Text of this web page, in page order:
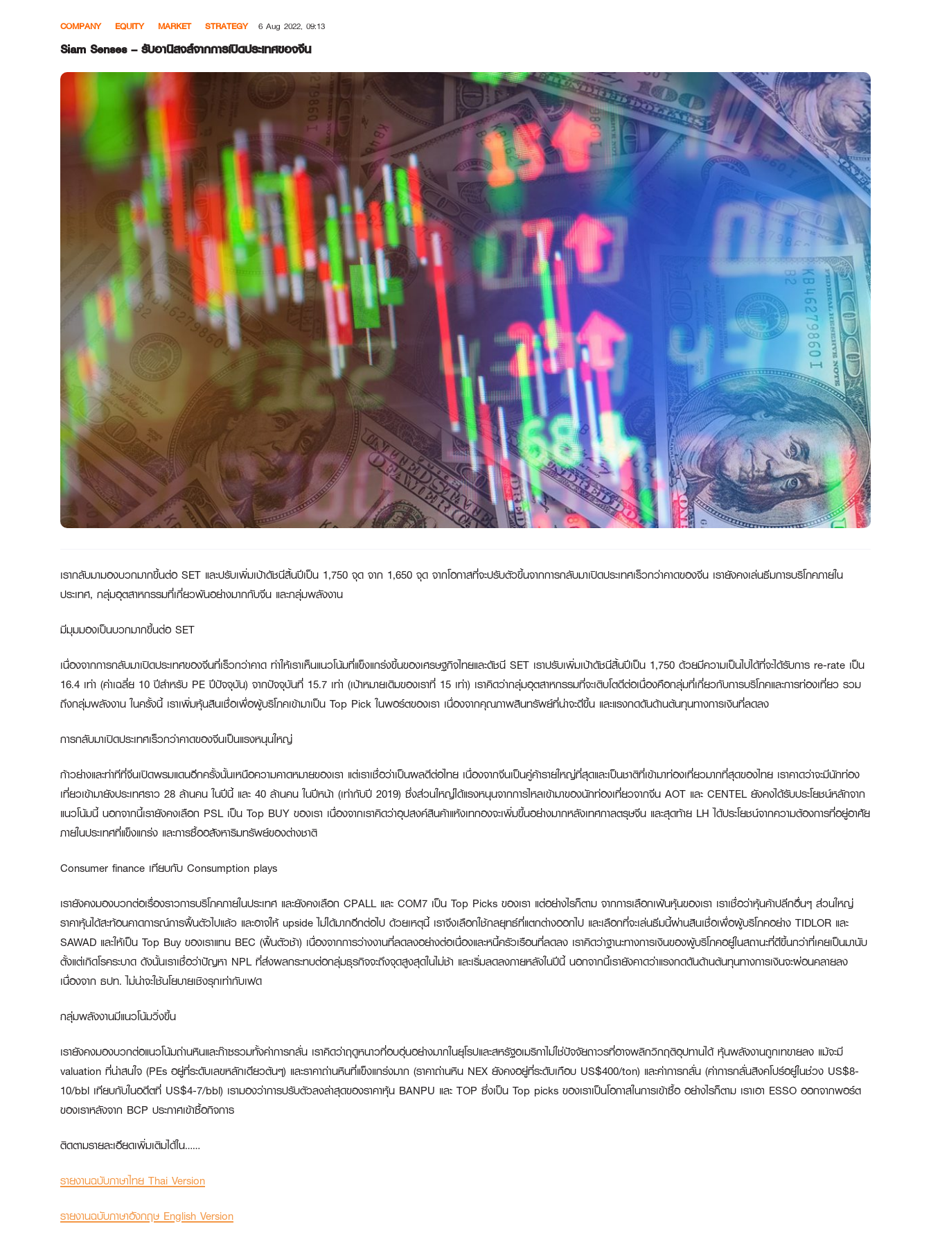
COMPANY EQUITY MARKET STRATEGY 6 Aug 2022, 09:13
Siam Senses – รับอานิสงส์จากการเปิดประเทศของจีน
เรากลับมามองบวกมากขึ้นต่อ SET และปรับเพิ่มเป้าดัชนีสิ้นปีเป็น 1,750 จุด จาก 1,650 จุด จากโอกาสที่จะปรับตัวขึ้นจากการกลับมาเปิดประเทศเร็วกว่าคาดของจีน เรายังคงเล่นธีมการบริโภคภายใน
ประเทศ, กลุ่มอุตสาหกรรมที่เกี่ยวพันอย่างมากกับจีน และกลุ่มพลังงาน
มีมุมมองเป็นบวกมากขึ้นต่อ SET
เนื่องจากการกลับมาเปิดประเทศของจีนที่เร็วกว่าคาด ทำให้เราเห็นแนวโน้มที่แข็งแกร่งขึ้นของเศรษฐกิจไทยและดัชนี SET เราปรับเพิ่มเป้าดัชนีสิ้นปีเป็น 1,750 ด้วยมีความเป็นไปได้ที่จะได้รับการ re-rate เป็น
16.4 เท่า (ค่าเฉลี่ย 10 ปีสำหรับ PE ปีปัจจุบัน) จากปัจจุบันที่ 15.7 เท่า (เป้าหมายเดิมของเราที่ 15 เท่า) เราคิดว่ากลุ่มอุตสาหกรรมที่จะเติบโตดีต่อเนื่องคือกลุ่มที่เกี่ยวกับการบริโภคและการท่องเที่ยว รวม
ถึงกลุ่มพลังงาน ในครั้งนี้ เราเพิ่มหุ้นสินเชื่อเพื่อผู้บริโภคเข้ามาเป็น Top Pick ในพอร์ตของเรา เนื่องจากคุณภาพสินทรัพย์ที่น่าจะดีขึ้น และแรงกดดันด้านต้นทุนทางการเงินที่ลดลง
การกลับมาเปิดประเทศเร็วกว่าคาดของจีนเป็นแรงหนุนใหญ่
ก้าวย่างและท่าทีที่จีนเปิดพรมแดนอีกครั้งนั้นเหนือความคาดหมายของเรา แต่เราเชื่อว่าเป็นผลดีต่อไทย เนื่องจากจีนเป็นคู่ค้ารายใหญ่ที่สุดและเป็นชาติที่เข้ามาท่องเที่ยวมากที่สุดของไทย เราคาดว่าจะมีนักท่อง
เที่ยวเข้ามายังประเทศราว 28 ล้านคน ในปีนี้ และ 40 ล้านคน ในปีหน้า (เท่ากับปี 2019) ซึ่งส่วนใหญ่ได้แรงหนุนจากการไหลเข้ามาของนักท่องเที่ยวจากจีน AOT และ CENTELยังคงได้รับประโยชน์หลักจาก
แนวโน้มนี้ นอกจากนี้เรายังคงเลือก PSLเป็น Top BUY ของเรา เนื่องจากเราคิดว่าอุปสงค์สินค้าแห้งเทกองจะเพิ่มขึ้นอย่างมากหลังเทศกาลตรุษจีน และสุดท้าย LHได้ประโยชน์จากความต้องการที่อยู่อาศัย
ภายในประเทศที่แข็งแกร่ง และการซื้ออสังหาริมทรัพย์ของต่างชาติ
Consumer finance เทียบกับ Consumption plays
เรายังคงมองบวกต่อเรื่องราวการบริโภคภายในประเทศ และยังคงเลือก CPALLและ COM7 เป็น Top Picks ของเรา แต่อย่างไรก็ตาม จากการเลือกเฟ้นหุ้นของเรา เราเชื่อว่าหุ้นค้าปลีกอื่นๆ ส่วนใหญ่
ราคาหุ้นได้สะท้อนคาดการณ์การฟื้นตัวไปแล้ว และอาจให้ upside ไม่ได้มากอีกต่อไป ด้วยเหตุนี้ เราจึงเลือกใช้กลยุทธ์ที่แตกต่างออกไป และเลือกที่จะเล่นธีมนี้ผ่านสินเชื่อเพื่อผู้บริโภคอย่าง TIDLOR และ
SAWAD และให้เป็น Top Buy ของเราแทน BEC (ฟื้นตัวช้า) เนื่องจากการว่างงานที่ลดลงอย่างต่อเนื่องและหนี้ครัวเรือนที่ลดลง เราคิดว่าฐานะทางการเงินของผู้บริโภคอยู่ในสถานะที่ดีขึ้นกว่าที่เคยเป็นมานับ
ตั้งแต่เกิดโรคระบาด ดังนั้นเราเชื่อว่าปัญหา NPL ที่ส่งผลกระทบต่อกลุ่มธุรกิจจะถึงจุดสูงสุดในไม่ช้า และเริ่มลดลงภายหลังในปีนี้ นอกจากนี้เรายังคาดว่าแรงกดดันด้านต้นทุนทางการเงินจะผ่อนคลายลง
เนื่องจาก ธปท. ไม่น่าจะใช้นโยบายเชิงรุกเท่ากับเฟด
กลุ่มพลังงานมีแนวโน้มวิ่งขึ้น
เรายังคงมองบวกต่อแนวโน้มถ่านหินและก๊าซรวมทั้งค่าการกลั่น เราคิดว่าฤดูหนาวที่อบอุ่นอย่างมากในยุโรปและสหรัฐอเมริกาไม่ใช่ปัจจัยถาวรที่อาจพลิกวิกฤติอุปทานได้ หุ้นพลังงานถูกเทขายลง แม้จะมี
valuation ที่น่าสนใจ (PEs อยู่ที่ระดับเลขหลักเดียวต้นๆ) และราคาถ่านหินที่แข็งแกร่งมาก (ราคาถ่านหิน NEX ยังคงอยู่ที่ระดับเกือบ US$400/ton) และค่าการกลั่น (ค่าการกลั่นสิงคโปร์อยู่ในช่วง US$8-
10/bbl เทียบกับในอดีตที่ US$4-7/bbl) เรามองว่าการปรับตัวลงล่าสุดของราคาหุ้น BANPU และ TOP ซึ่งเป็น Top picks ของเราเป็นโอกาสในการเข้าซื้อ อย่างไรก็ตาม เราเอา ESSO ออกจากพอร์ต
ของเราหลังจาก BCP ประกาศเข้าซื้อกิจการ
ติดตามรายละเอียดเพิ่มเติมได้ใน……
รายงานฉบับภาษาไทย Thai Version
รายงานฉบับภาษาอังกฤษ English Version